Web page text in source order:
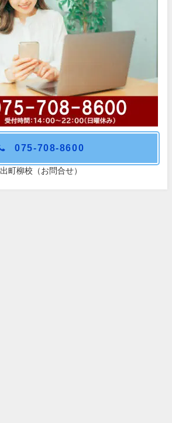
075-708-8600
出町柳校（お問合せ）